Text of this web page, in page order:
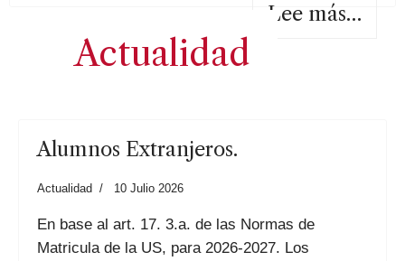
Lee más…
Actualidad
Alumnos Extranjeros.
Actualidad 10 Julio 2026
En base al art. 17. 3.a. de las Normas de
Matricula de la US, para 2026-2027. Los